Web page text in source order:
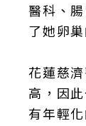
醫科、
了她卵
花蓮慈
高，因
有年輕